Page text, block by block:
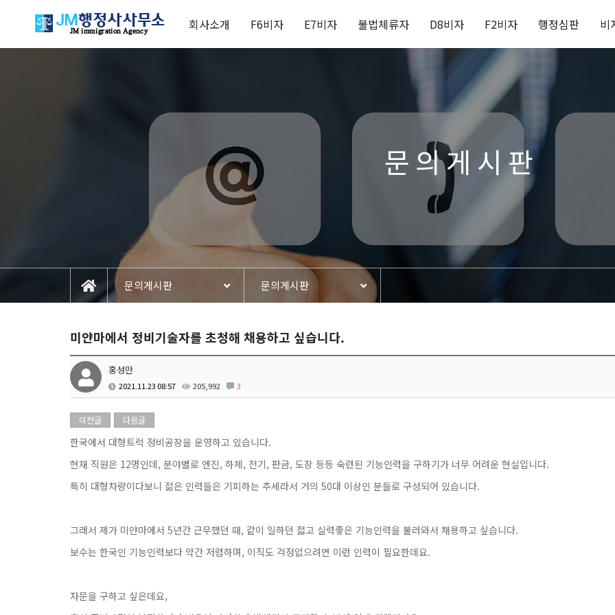
회사소개 F6비자 E7비자 불법체류자 D8비자 F2비자 행정심판 비
문의게시판
문의게시판 문의게시판
미얀마에서 정비기술자를 초청해 채용하고 싶습니다.
홍성만
2021.11.23 08:57 205,992 3
이전글 다음글
한국에서 대형트럭 정비공장을 운영하고 있습니다.
현재 직원은 12명인데, 분야별로 엔진, 하체, 전기, 판금, 도장 등등 숙련된 기능인력을 구하기가 너무 어려운 현실입니다.
특히 대형차량이다보니 젊은 인력들은 기피하는 추세라서 거의 50대 이상인 분들로 구성되어 있습니다.
그래서 제가 미얀마에서 5년간 근무했던 때, 같이 일하던 젋고 실력좋은 기능인력을 불러와서 채용하고 싶습니다.
보수는 한국인 기능인력보다 약간 저렴하며, 이직도 걱정없으려면 이런 인력이 필요한데요.
자문을 구하고 싶은데요,